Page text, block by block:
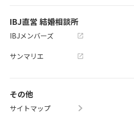
IBJ直営 結婚相談所
IBJメンバーズ
サンマリエ
その他
サイトマップ